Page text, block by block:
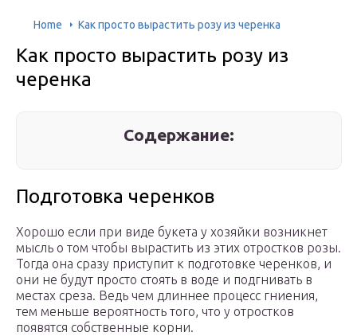
Home Как просто вырастить розу из черенка
Как просто вырастить розу из
черенка
Содержание:
Подготовка черенков
Хорошо если при виде букета у хозяйки возникнет
мысль о том чтобы вырастить из этих отростков розы.
Тогда она сразу приступит к подготовке черенков, и
они не будут просто стоять в воде и подгнивать в
местах среза. Ведь чем длиннее процесс гниения,
тем меньше вероятность того, что у отростков
появятся собственные корни.